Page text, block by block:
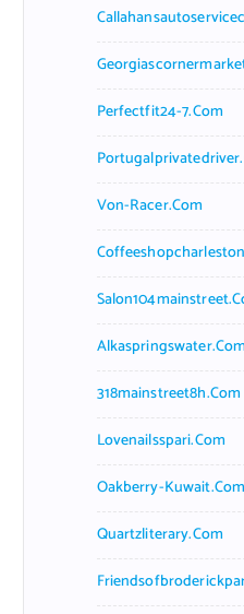
Perfectfit24-7.com
Von-Racer.com
Alkaspringswater.com
318mainstreet8h.com
Lovenailsspari.com
Oakberry-Kuwait.com
Quartzliterary.com